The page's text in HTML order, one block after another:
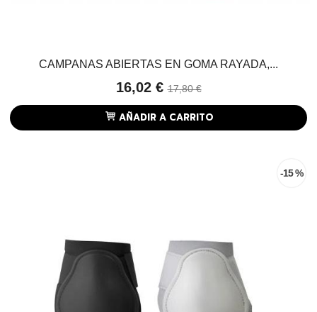
CAMPANAS ABIERTAS EN GOMA RAYADA,...
16,02 €17,80 €
AÑADIR A CARRITO
-15 %